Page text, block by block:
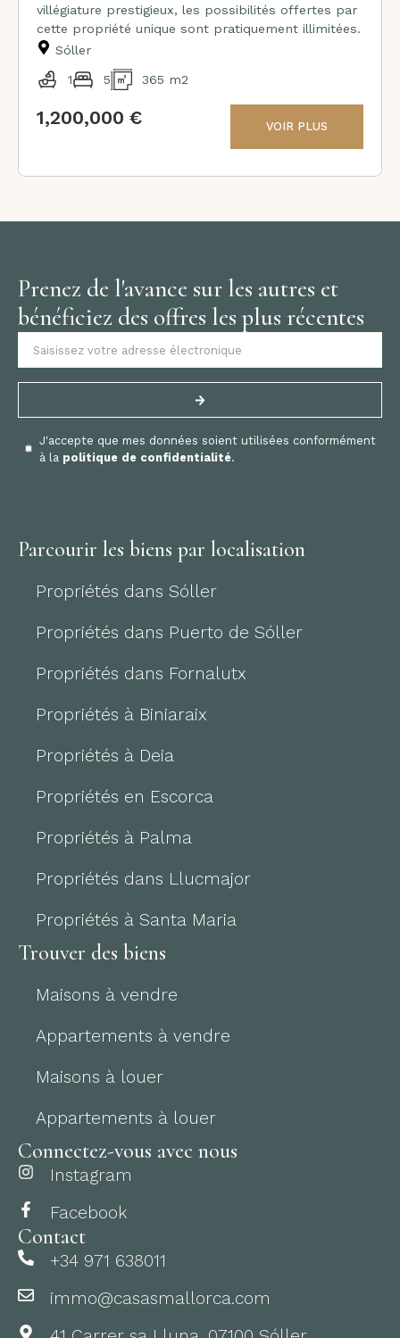
villégiature prestigieux, les possibilités offertes par
cette propriété unique sont pratiquement illimitées.
Sóller
1 5 365 m2
1,200,000 € VOIR PLUS
Prenez de l'avance sur les autres et
bénéficiez des offres les plus récentes
J'accepte que mes données soient utilisées conformément
à la politique de confidentialité.
Parcourir les biens par localisation
Propriétés dans Sóller
Propriétés dans Puerto de Sóller
Propriétés dans Fornalutx
Propriétés à Biniaraix
Propriétés à Deia
Propriétés en Escorca
Propriétés à Palma
Propriétés dans Llucmajor
Propriétés à Santa Maria
Trouver des biens
Maisons à vendre
Appartements à vendre
Maisons à louer
Appartements à louer
Connectez-vous avec nous
Instagram
Facebook
Contact
+34 971 638011
immo@casasmallorca.com